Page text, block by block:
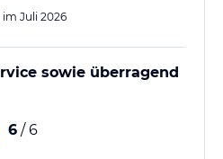
im Juli 2026
sowie überragend
6 / 6